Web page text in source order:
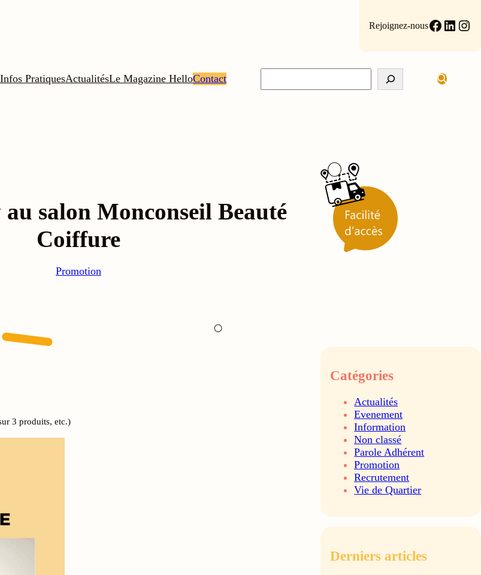
Rejoignez-nous
Infos PratiquesActualitésLe Magazine HelloContact
salon Monconseil Beauté
Coiffure
Promotion
3 produits, etc.)
Catégories
Actualités
Evenement
Information
Non classé
Parole Adhérent
Promotion
Recrutement
Vie de Quartier
Derniers articles